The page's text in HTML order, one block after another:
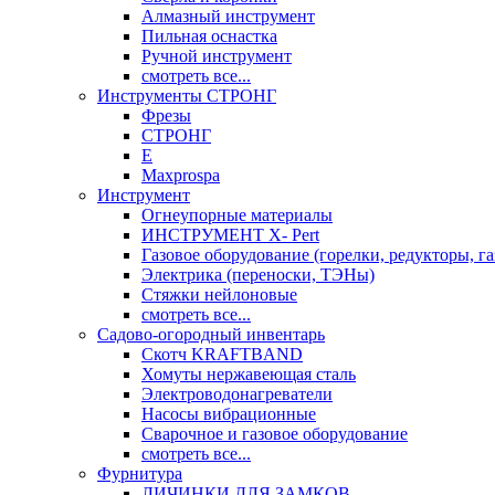
Алмазный инструмент
Пильная оснастка
Ручной инструмент
смотреть все...
Инструменты СТРОНГ
Фрезы
СТРОНГ
Е
Maxprospa
Инструмент
Огнеупорные материалы
ИНСТРУМЕНТ X- Pert
Газовое оборудование (горелки, редукторы,
Электрика (переноски, ТЭНы)
Стяжки нейлоновые
смотреть все...
Садово-огородный инвентарь
Скотч KRAFTBAND
Хомуты нержавеющая сталь
Электроводонагреватели
Насосы вибрационные
Сварочное и газовое оборудование
смотреть все...
Фурнитура